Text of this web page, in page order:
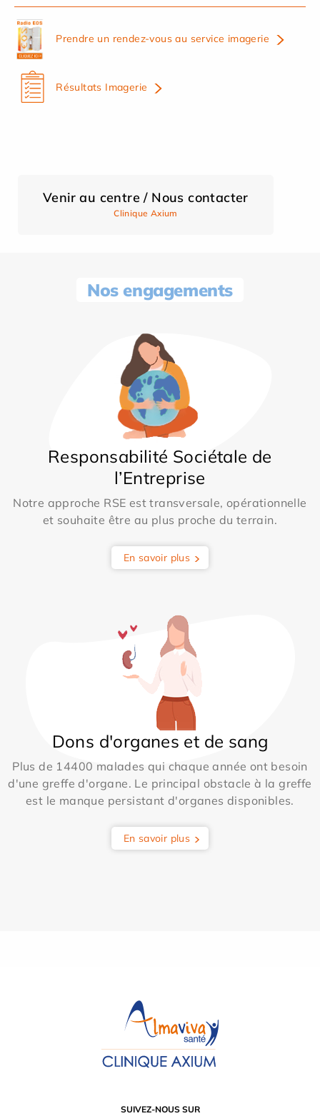
Prendre un rendez-vous au service imagerie
Résultats Imagerie
Venir au centre / Nous contacter
Clinique Axium
Nos engagements
Responsabilité Sociétale de
l’Entreprise
Notre approche RSE est transversale, opérationnelle
et souhaite être au plus proche du terrain.
En savoir plus
Dons d'organes et de sang
Plus de 14400 malades qui chaque année ont besoin
d'une greffe d'organe. Le principal obstacle à la greffe
est le manque persistant d'organes disponibles.
En savoir plus
SUIVEZ-NOUS SUR